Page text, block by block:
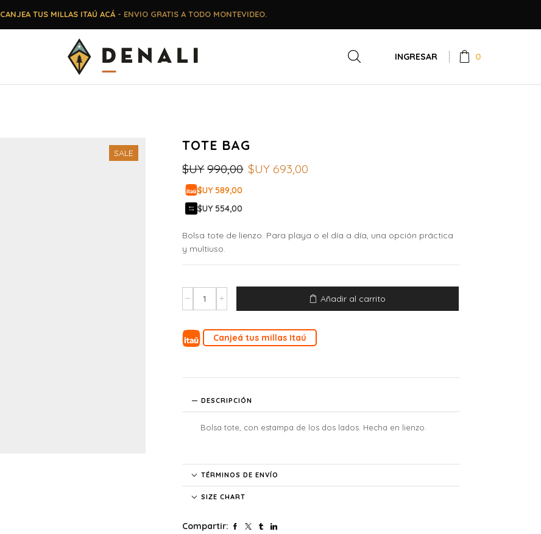
CANJEA TUS MILLAS ITAÚ ACÁ- ENVIO GRATIS A TODO MONTEVIDEO.
INGRESAR 0
SALE TOTE BAG
$UY 990,00 $UY 693,00
$UY 589,00
$UY 554,00
Bolsa tote de lienzo. Para playa o el día a día, una opción práctica
y multiuso.
Añadir al carrito
Canjeá tus millas Itaú
DESCRIPCIÓN
Bolsa tote, con estampa de los dos lados. Hecha en lienzo.
TÉRMINOS DE ENVÍO
SIZE CHART
Compartir: